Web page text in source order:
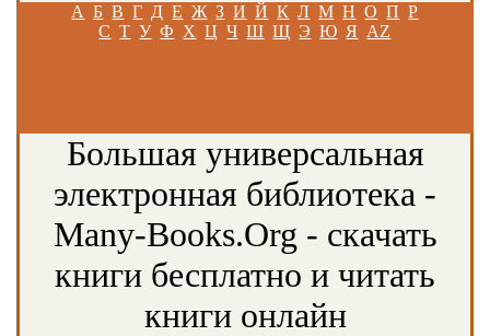
А Б В Г Д Е Ж З И Й К Л М Н О П Р
С Т У Ф Х Ц Ч Ш Щ Э Ю Я AZ
Большая универсальная
электронная библиотека -
Many-Books.Org - скачать
книги бесплатно и читать
книги онлайн